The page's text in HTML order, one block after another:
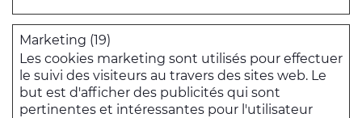
médias sociaux et d'analyser notre trafic. Nous partageons
également des informations sur l'utilisation de notre site
avec nos partenaires de médias sociaux, de publicité et
d'analyse, qui peuvent combiner celles-ci avec d'autres
informations que vous leur avez fournies ou qu'ils ont
collectées lors de votre utilisation de leurs services.
Marketing (19)
Les cookies marketing sont utilisés pour effectuer
le suivi des visiteurs au travers des sites web. Le
but est d'afficher des publicités qui sont
pertinentes et intéressantes pour l'utilisateur